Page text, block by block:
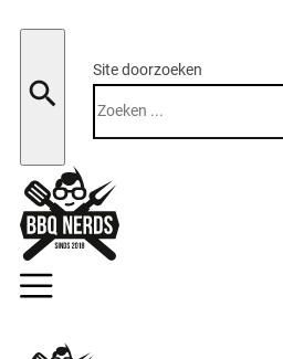
Site doorzoeken